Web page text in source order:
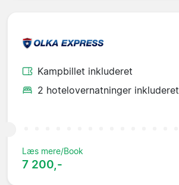
Kampbillet inkluderet
2 hotelovernatninger inkluderet
Læs mere/Book
7 200,-